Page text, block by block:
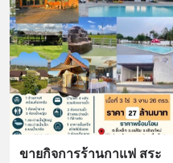
ขายกิจการร้านกาแฟ สระ